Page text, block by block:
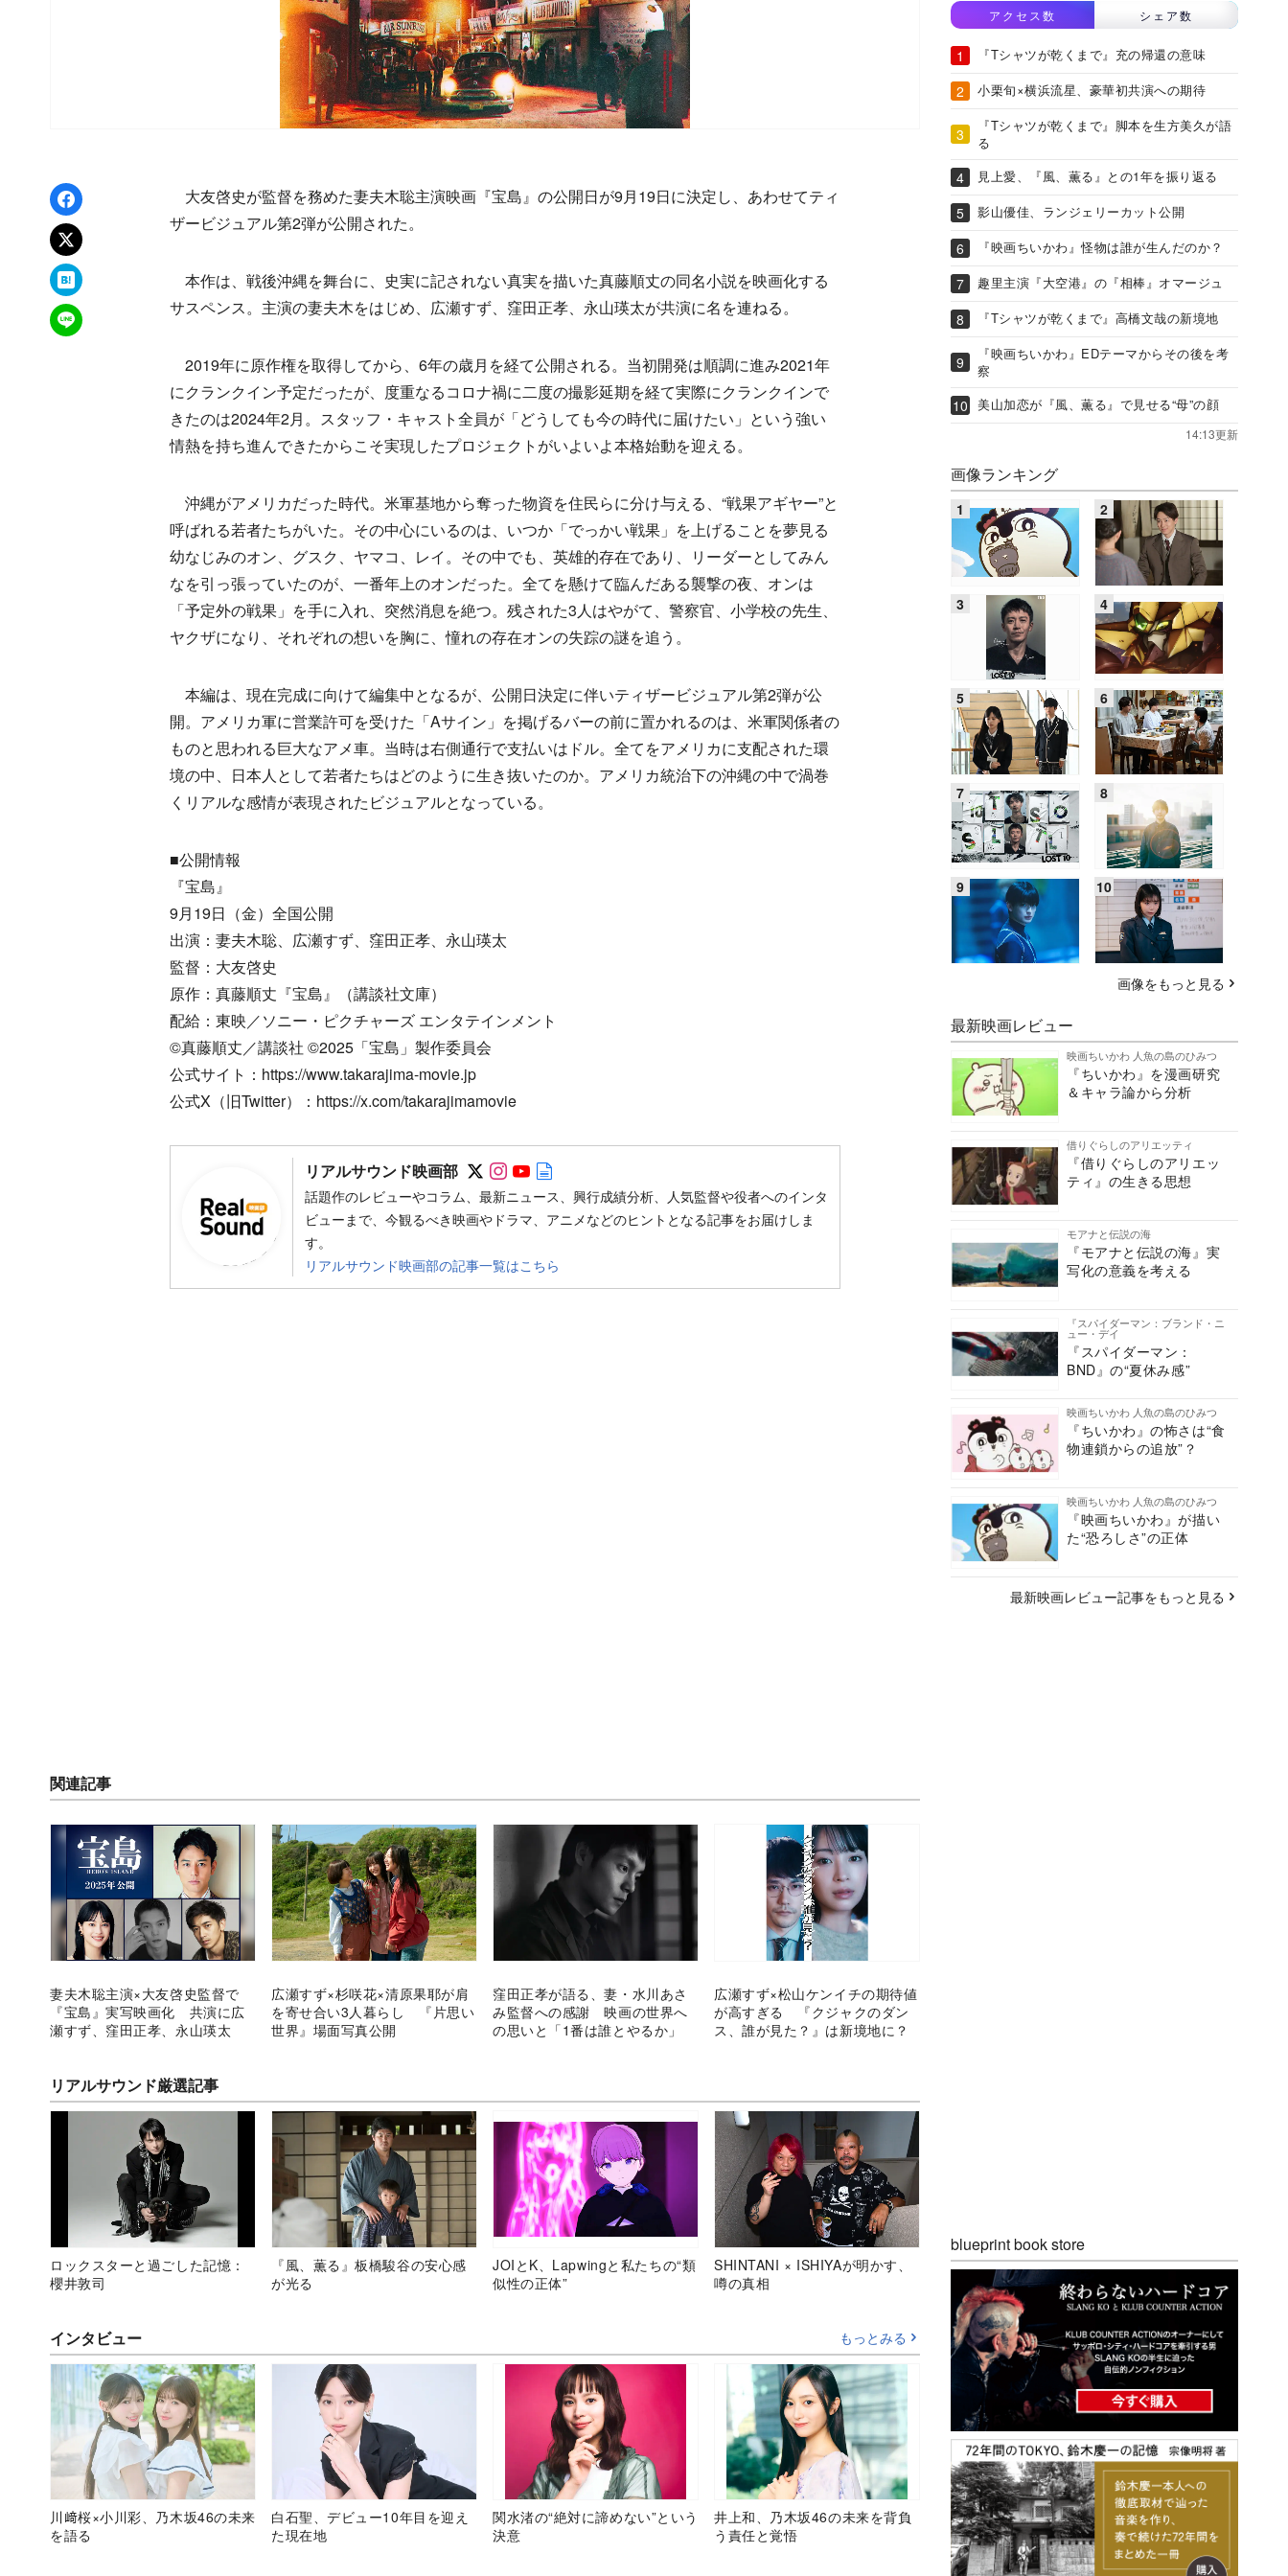
Facebookでシェア
xでポスト
はてなブックマーク
LINEで送る
大友啓史が監督を務めた妻夫木聡主演映画『宝島』の公開日が9月19日に決定し、あわせてティ
ザービジュアル第2弾が公開された。
本作は、戦後沖縄を舞台に、史実に記されない真実を描いた真藤順丈の同名小説を映画化する
サスペンス。主演の妻夫木をはじめ、広瀬すず、窪田正孝、永山瑛太が共演に名を連ねる。
2019年に原作権を取得してから、6年の歳月を経て公開される。当初開発は順調に進み2021年
にクランクイン予定だったが、度重なるコロナ禍に二度の撮影延期を経て実際にクランクインで
きたのは2024年2月。スタッフ・キャスト全員が「どうしても今の時代に届けたい」という強い
情熱を持ち進んできたからこそ実現したプロジェクトがいよいよ本格始動を迎える。
沖縄がアメリカだった時代。米軍基地から奪った物資を住民らに分け与える、“戦果アギヤー”と
呼ばれる若者たちがいた。その中心にいるのは、いつか「でっかい戦果」を上げることを夢見る
幼なじみのオン、グスク、ヤマコ、レイ。その中でも、英雄的存在であり、リーダーとしてみん
なを引っ張っていたのが、一番年上のオンだった。全てを懸けて臨んだある襲撃の夜、オンは
「予定外の戦果」を手に入れ、突然消息を絶つ。残された3人はやがて、警察官、小学校の先生、
ヤクザになり、それぞれの想いを胸に、憧れの存在オンの失踪の謎を追う。
本編は、現在完成に向けて編集中となるが、公開日決定に伴いティザービジュアル第2弾が公
開。アメリカ軍に営業許可を受けた「Aサイン」を掲げるバーの前に置かれるのは、米軍関係者の
ものと思われる巨大なアメ車。当時は右側通行で支払いはドル。全てをアメリカに支配された環
境の中、日本人として若者たちはどのように生き抜いたのか。アメリカ統治下の沖縄の中で渦巻
くリアルな感情が表現されたビジュアルとなっている。
■公開情報
『宝島』
9月19日（金）全国公開
出演：妻夫木聡、広瀬すず、窪田正孝、永山瑛太
監督：大友啓史
原作：真藤順丈『宝島』（講談社文庫）
配給：東映／ソニー・ピクチャーズ エンタテインメント
©真藤順丈／講談社 ©2025「宝島」製作委員会
公式サイト：https://www.takarajima-movie.jp
公式X（旧Twitter）：https://x.com/takarajimamovie
リアルサウンド映画部 Follow on SNS
Follow on SNS
Follow on SNS
話題作のレビューやコラム、最新ニュース、興行成績分析、人気監督や役者へのインタ
ビューまで、今観るべき映画やドラマ、アニメなどのヒントとなる記事をお届けしま
す。
リアルサウンド映画部の記事一覧はこちら
関連記事
妻夫木聡主演×大友啓史監督で
『宝島』実写映画化 共演に広
瀬すず、窪田正孝、永山瑛太
広瀬すず×杉咲花×清原果耶が肩
を寄せ合い3人暮らし 『片思い
世界』場面写真公開
窪田正孝が語る、妻・水川あさ
み監督への感謝 映画の世界へ
の思いと「1番は誰とやるか」
広瀬すず×松山ケンイチの期待値
が高すぎる 『クジャクのダン
ス、誰が見た？』は新境地に？
リアルサウンド厳選記事
ロックスターと過ごした記憶：
櫻井敦司
『風、薫る』板橋駿谷の安心感
が光る
JOIとK、Lapwingと私たちの“類
似性の正体”
SHINTANI × ISHIYAが明かす、
噂の真相
インタビュー もっとみる
川﨑桜×小川彩、乃木坂46の未来
を語る
白石聖、デビュー10年目を迎え
た現在地
関水渚の“絶対に諦めない”という
決意
井上和、乃木坂46の未来を背負
う責任と覚悟
アクセス数 シェア数
『Tシャツが乾くまで』充の帰還の意味
小栗旬×横浜流星、豪華初共演への期待
『Tシャツが乾くまで』脚本を生方美久が語
る
見上愛、『風、薫る』との1年を振り返る
影山優佳、ランジェリーカット公開
『映画ちいかわ』怪物は誰が生んだのか？
趣里主演『大空港』の『相棒』オマージュ
『Tシャツが乾くまで』高橋文哉の新境地
『映画ちいかわ』EDテーマからその後を考
察
美山加恋が『風、薫る』で見せる“母”の顔
14:13更新
画像ランキング
画像をもっと見る
最新映画レビュー
映画ちいかわ 人魚の島のひみつ
『ちいかわ』を漫画研究
＆キャラ論から分析
借りぐらしのアリエッティ
『借りぐらしのアリエッ
ティ』の生きる思想
モアナと伝説の海
『モアナと伝説の海』実
写化の意義を考える
『スパイダーマン：ブランド・ニ
ュー・デイ
『スパイダーマン：
BND』の“夏休み感”
映画ちいかわ 人魚の島のひみつ
『ちいかわ』の怖さは“食
物連鎖からの追放”？
映画ちいかわ 人魚の島のひみつ
『映画ちいかわ』が描い
た“恐ろしさ”の正体
最新映画レビュー記事をもっと見る
blueprint book store